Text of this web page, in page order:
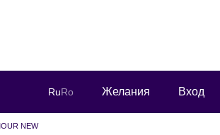
RuRo Желания Вход
NEW